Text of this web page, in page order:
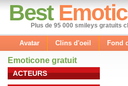
Best
Plus de 95 000 smileys gratuits
Avatar Clins d'oeil Fond
Emoticone gratuit
ACTEURS